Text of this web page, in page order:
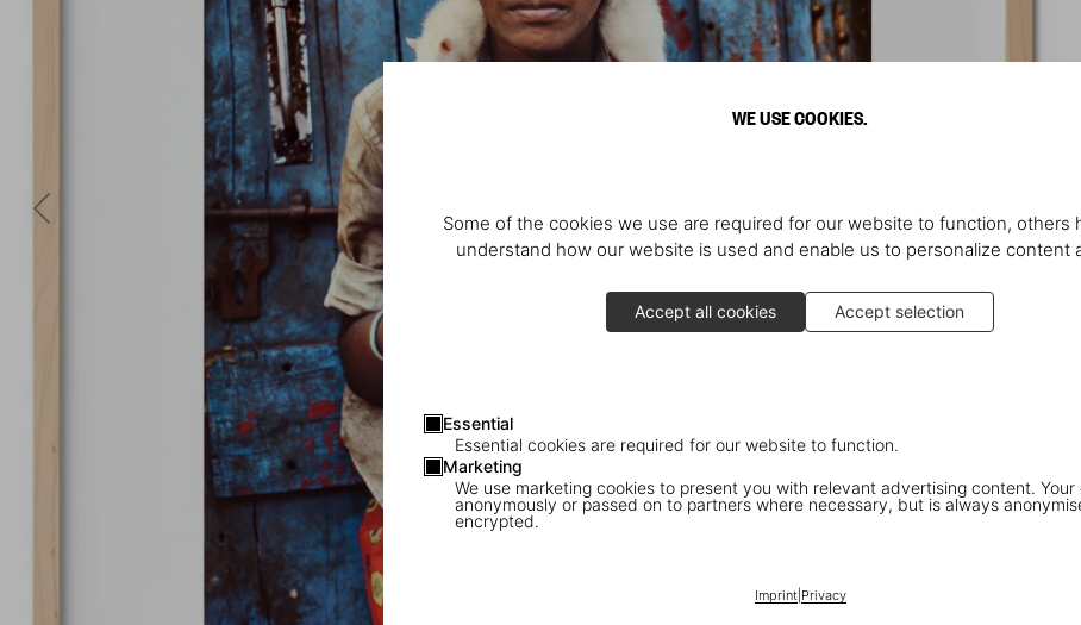
WE USE COOKIES.
Some of the cookies we use are required for our website to function, others
understand how our website is used and enable us to personalize content
Accept all cookies Accept selection
Essential
Essential cookies are required for our website to function.
Marketing
We use marketing cookies to present you with relevant advertising content. Your
anonymously or passed on to partners where necessary, but is always
encrypted.
Imprint| Privacy